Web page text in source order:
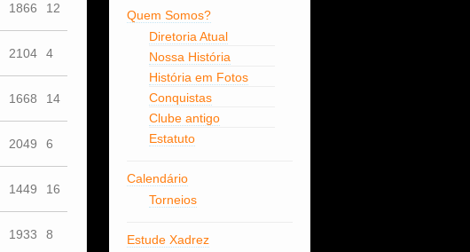
1866 12
2104 4
1668 14
2049 6
1449 16
1933 8
Quem Somos?
Diretoria Atual
Nossa História
História em Fotos
Conquistas
Clube antigo
Estatuto
Calendário
Torneios
Estude Xadrez